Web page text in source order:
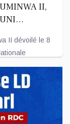
II,
II dévoilé le 8
AOÛT 2025